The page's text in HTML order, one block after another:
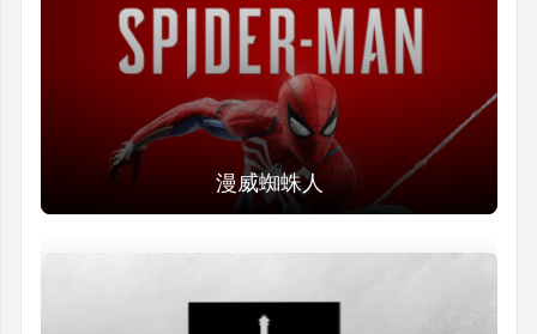
漫威蜘蛛人